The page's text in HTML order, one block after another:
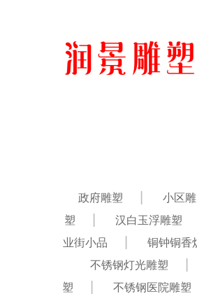
政府雕塑 小区
塑
汉白玉浮雕塑
业街小品
铜钟铜香
不锈钢灯光雕塑
塑
不锈钢医院雕塑